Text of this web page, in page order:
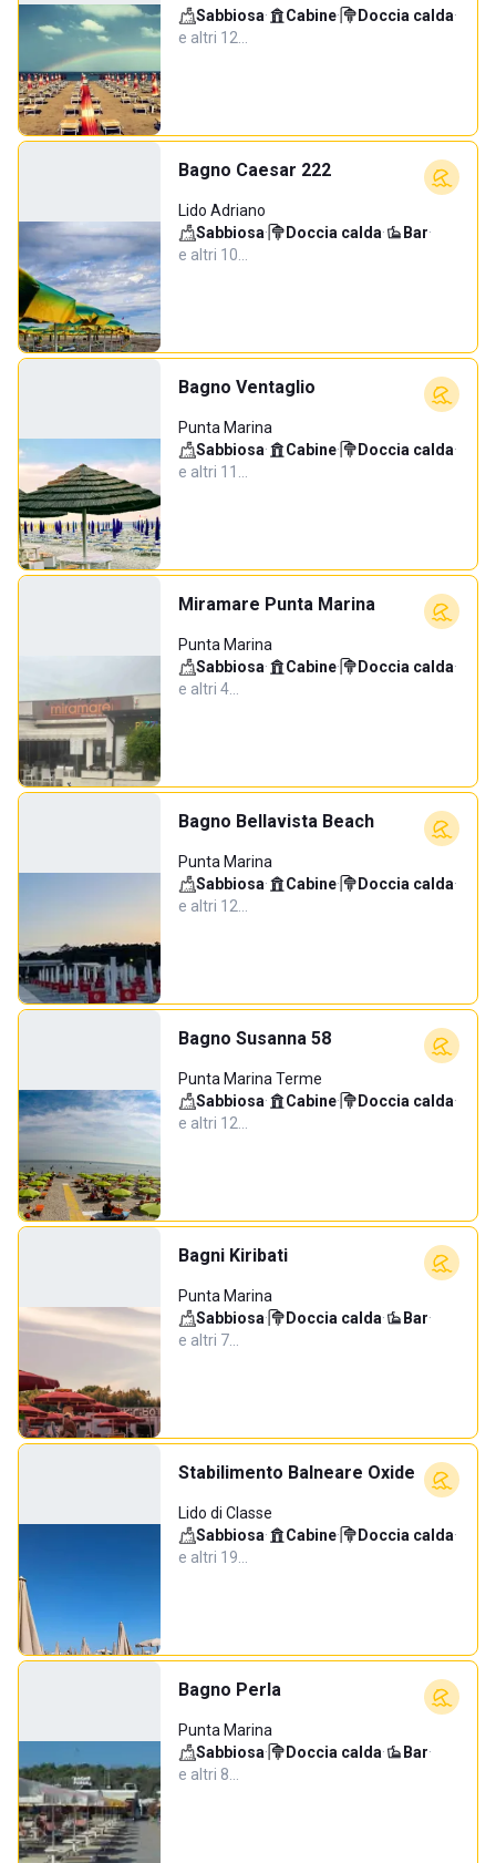
Sabbiosa· Cabine· Doccia calda·
e altri 12…
Bagno Caesar 222
Lido Adriano
Sabbiosa· Doccia calda· Bar·
e altri 10…
Bagno Ventaglio
Punta Marina
Sabbiosa· Cabine· Doccia calda·
e altri 11…
Miramare Punta Marina
Punta Marina
Sabbiosa· Cabine· Doccia calda·
e altri 4…
Bagno Bellavista Beach
Punta Marina
Sabbiosa· Cabine· Doccia calda·
e altri 12…
Bagno Susanna 58
Punta Marina Terme
Sabbiosa· Cabine· Doccia calda·
e altri 12…
Bagni Kiribati
Punta Marina
Sabbiosa· Doccia calda· Bar·
e altri 7…
Stabilimento Balneare Oxide
Lido di Classe
Sabbiosa· Cabine· Doccia calda·
e altri 19…
Bagno Perla
Punta Marina
Sabbiosa· Doccia calda· Bar·
e altri 8…